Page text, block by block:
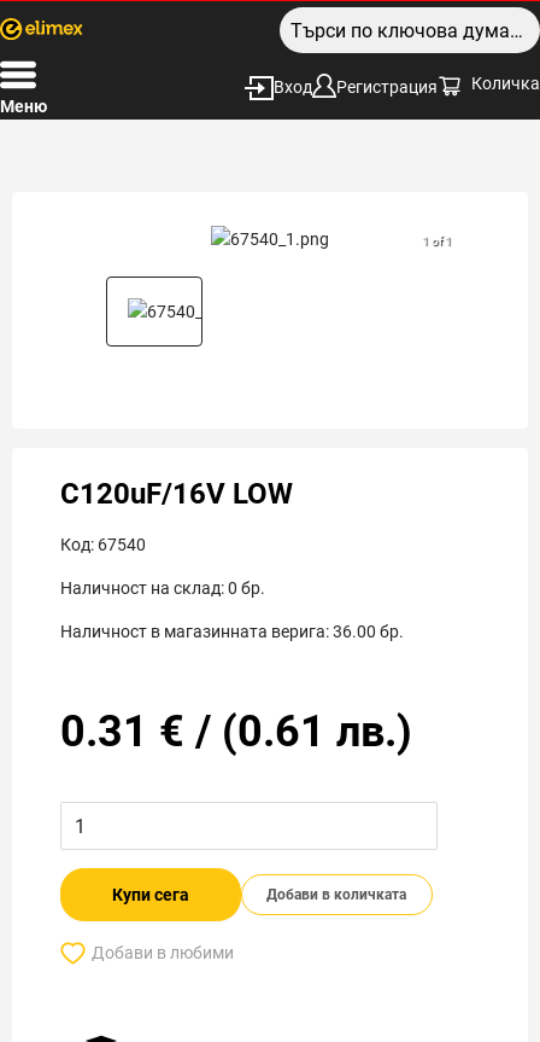
Меню
Вход Регистрация Количка
1 of 1
C120uF/16V LOW
Код: 67540
Наличност на склад:0 бр.
Наличност в магазинната верига:36.00 бр.
0.31 € / (0.61 лв.)
Купи сега Добави в количката
Добави в любими